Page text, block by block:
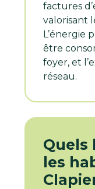
factures
valorisant
L’énergie
être
foyer, et
réseau.
Quels
les